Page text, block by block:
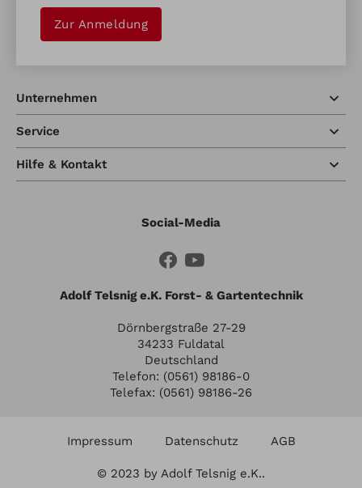
Zur Anmeldung
Unternehmen
Service
Hilfe & Kontakt
Social-Media
Adolf Telsnig e.K. Forst- & Gartentechnik
Dörnbergstraße 27-29
34233 Fuldatal
Deutschland
Telefon: (0561) 98186-0
Telefax: (0561) 98186-26
Impressum Datenschutz AGB
© 2023 by Adolf Telsnig e.K..